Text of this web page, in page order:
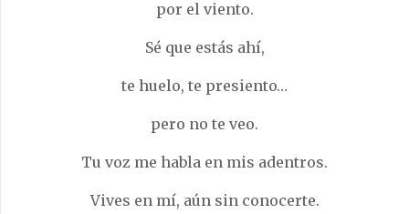
por el viento.
Sé que estás ahí,
te huelo, te presiento…
pero no te veo.
Tu voz me habla en mis adentros.
Vives en mí, aún sin conocerte.